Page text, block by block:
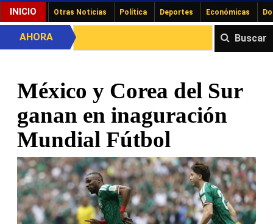
INICIO Otras Noticias Política Deportes Económicas
Buscar
AHORA
México y Corea del Sur
ganan en inaguración
Mundial Fútbol